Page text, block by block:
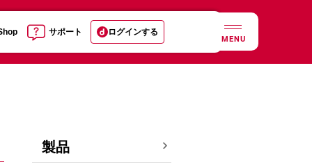
サポート ログインする
MENU
製品